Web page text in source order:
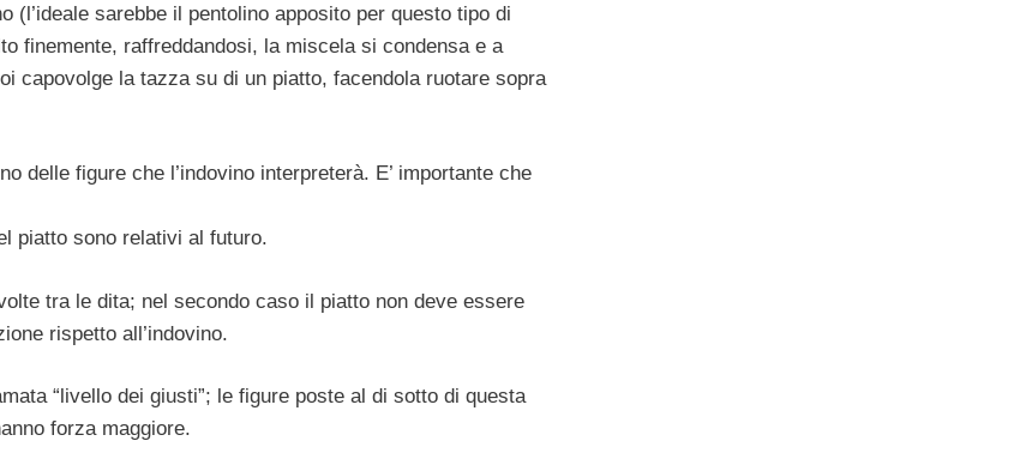
(l’ideale sarebbe il pentolino apposito per questo tipo di
finemente, raffreddandosi, la miscela si condensa e a
capovolge la tazza su di un piatto, facendola ruotare sopra
delle figure che l’indovino interpreterà. E’ importante che
piatto sono relativi al futuro.
tra le dita; nel secondo caso il piatto non deve essere
rispetto all’indovino.
“livello dei giusti”; le figure poste al di sotto di questa
forza maggiore.